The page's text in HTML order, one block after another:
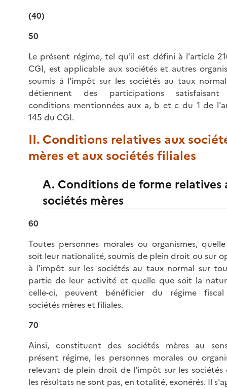
(40)
50
Le présent régime, tel qu'il est défini à l'article
CGI, est applicable aux sociétés et autres
soumis à l'impôt sur les sociétés au taux
détiennent des participations satisfaisant
conditions mentionnées aux a, b et c du 1 de
145 du CGI.
II. Conditions relatives aux
mères et aux sociétés filiales
A. Conditions de forme relatives
sociétés mères
60
Toutes personnes morales ou organismes,
soit leur nationalité, soumis de plein droit ou sur
à l'impôt sur les sociétés au taux normal sur
partie de leur activité et quelle que soit la
celle-ci, peuvent bénéficier du régime
sociétés mères et filiales.
70
Ainsi, constituent des sociétés mères au
présent régime, les personnes morales ou
relevant de plein droit de l'impôt sur les
les résultats ne sont pas, en totalité, exonérés. Il